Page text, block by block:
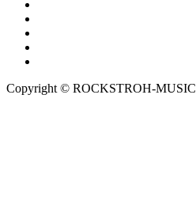
Copyright © ROCKSTROH-MUSIC